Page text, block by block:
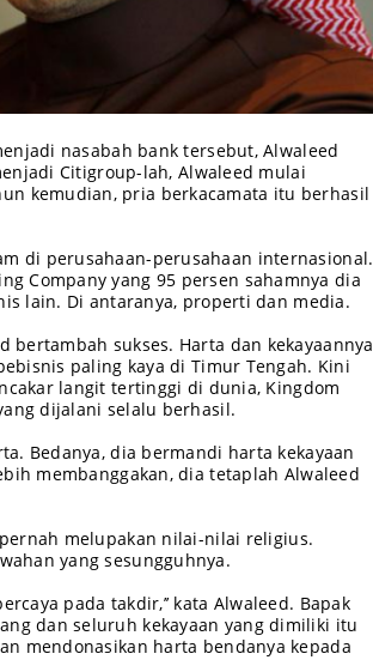
nasabah bank tersebut, Alwaleed
Citigroup-lah, Alwaleed mulai
kemudian, pria berkacamata itu berhasil
di perusahaan-perusahaan internasional.
Company yang 95 persen sahamnya dia
lain. Di antaranya, properti dan media.
sukses. Harta dan kekayaannya
paling kaya di Timur Tengah. Kini
langit tertinggi di dunia, Kingdom
dijalani selalu berhasil.
Bedanya, dia bermandi harta kekayaan
membanggakan, dia tetaplah Alwaleed
melupakan nilai-nilai religius.
yang sesungguhnya.
pada takdir,’’ kata Alwaleed. Bapak
dan seluruh kekayaan yang dimiliki itu
mendonasikan harta bendanya kepada